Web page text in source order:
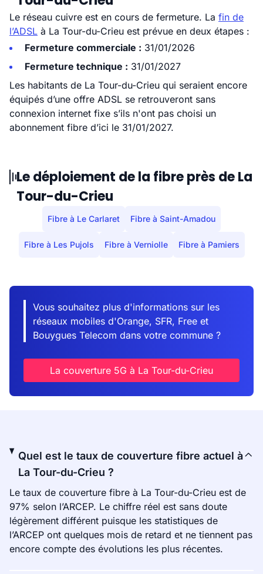
Le réseau cuivre est en cours de fermeture. La fin de
l’ADSL à La Tour-du-Crieu est prévue en deux étapes :
Fermeture commerciale : 31/01/2026
Fermeture technique : 31/01/2027
Les habitants de La Tour-du-Crieu qui seraient encore
équipés d’une offre ADSL se retrouveront sans
connexion internet fixe s’ils n'ont pas choisi un
abonnement fibre d’ici le 31/01/2027.
Le déploiement de la fibre près de La
Tour-du-Crieu
Fibre à Le Carlaret Fibre à Saint-Amadou
Fibre à Les Pujols Fibre à Verniolle Fibre à Pamiers
Vous souhaitez plus d'informations sur les
réseaux mobiles d'Orange, SFR, Free et
Bouygues Telecom dans votre commune ?
La couverture 5G à La Tour-du-Crieu
Quel est le taux de couverture fibre actuel à
La Tour-du-Crieu ?
Le taux de couverture fibre à La Tour-du-Crieu est de
97% selon l’ARCEP. Le chiffre réel est sans doute
légèrement différent puisque les statistiques de
l’ARCEP ont quelques mois de retard et ne tiennent pas
encore compte des évolutions les plus récentes.